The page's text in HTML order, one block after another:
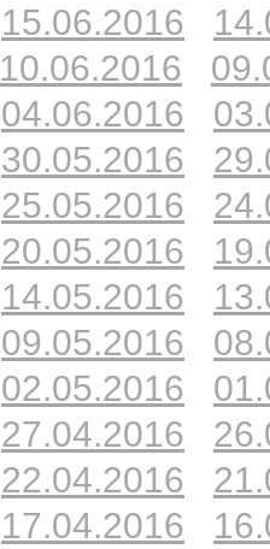
15.06.2016
10.06.2016
04.06.2016
30.05.2016
25.05.2016
20.05.2016
14.05.2016
09.05.2016
02.05.2016
27.04.2016
22.04.2016
17.04.2016